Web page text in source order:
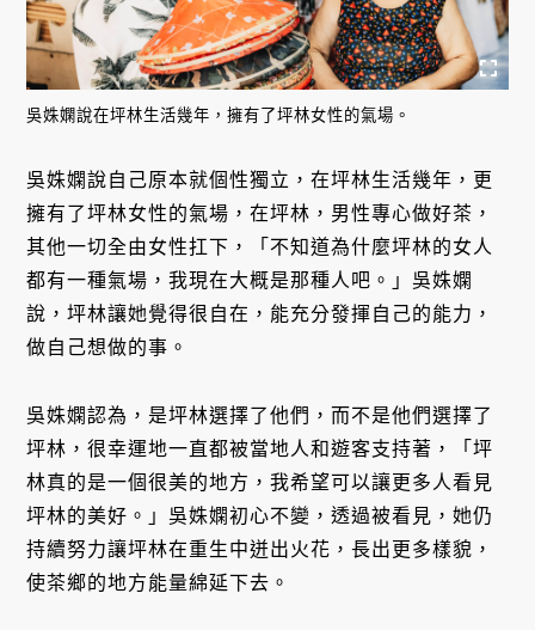
吳姝嫻說在坪林生活幾年，擁有了坪林女性的氣場。
吳姝嫻說自己原本就個性獨立，在坪林生活幾年，更
擁有了坪林女性的氣場，在坪林，男性專心做好茶，
其他一切全由女性扛下，「不知道為什麼坪林的女人
都有一種氣場，我現在大概是那種人吧。」吳姝嫻
說，坪林讓她覺得很自在，能充分發揮自己的能力，
做自己想做的事。
吳姝嫻認為，是坪林選擇了他們，而不是他們選擇了
坪林，很幸運地一直都被當地人和遊客支持著，「坪
林真的是一個很美的地方，我希望可以讓更多人看見
坪林的美好。」吳姝嫻初心不變，透過被看見，她仍
持續努力讓坪林在重生中迸出火花，長出更多樣貌，
使茶鄉的地方能量綿延下去。